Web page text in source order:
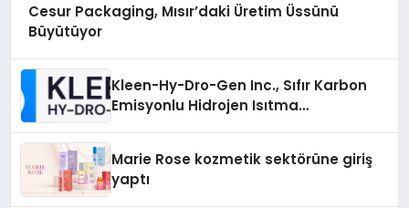
Cesur Packaging, Mısır’daki Üretim Üssünü
Büyütüyor
Kleen-Hy-Dro-Gen Inc., Sıfır Karbon
Emisyonlu Hidrojen Isıtma
Marie Rose kozmetik sektörüne giriş
yaptı